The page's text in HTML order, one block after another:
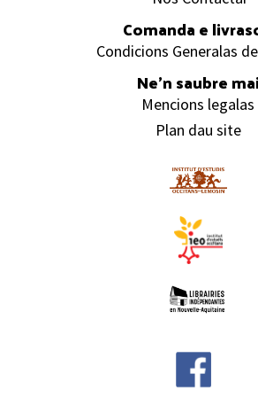
Comanda e
Condicions Generalas
Ne’n saubre mai
Mencions legalas
Plan dau site